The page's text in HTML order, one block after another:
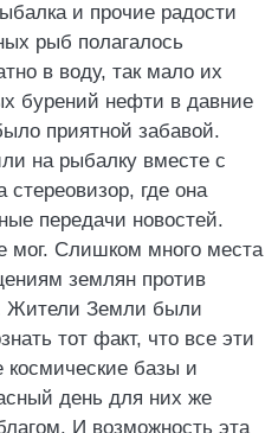
и прочие радости
рыб полагалось
в воду, так мало их
бурений нефти в давние
приятной забавой.
на рыбалку вместе с
где она
передачи новостей.
мог. Слишком много места
землян против
Жители Земли были
тот факт, что все эти
космические базы и
день для них же
И возможность эта